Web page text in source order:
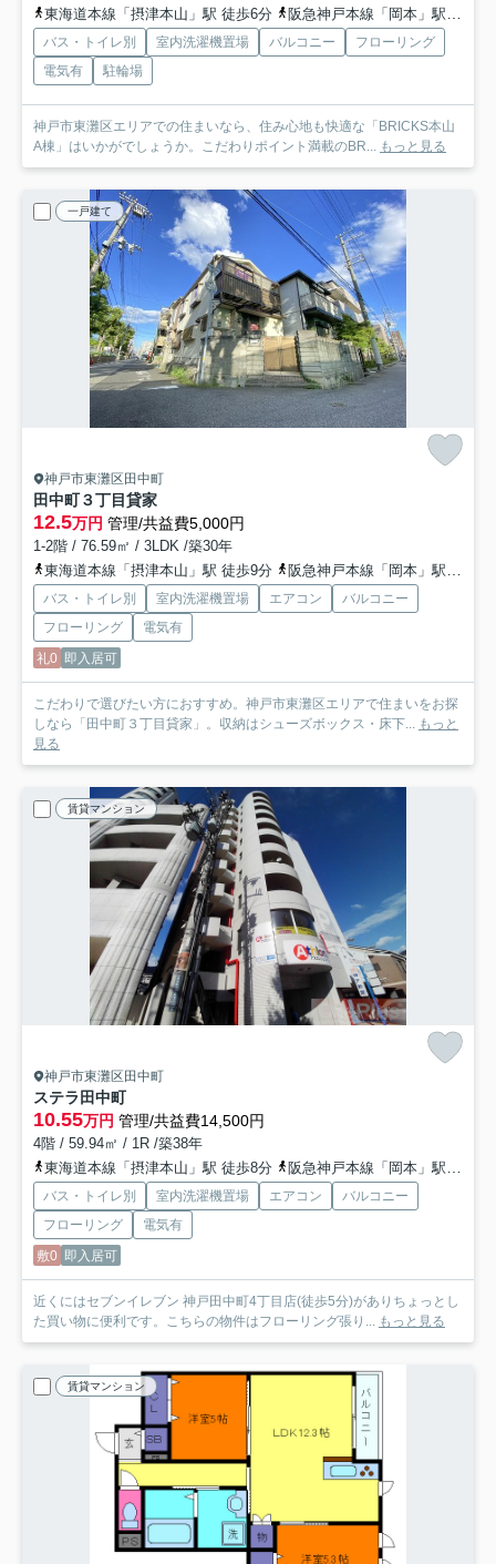
東海道本線「摂津本山」駅 徒歩6分
阪急神戸本線「岡本」駅 徒歩11分
バス・トイレ別 室内洗濯機置場 バルコニー
フローリング
電気有
駐輪場
神戸市東灘区エリアでの住まいなら、住み心地も快適な「BRICKS本山
A棟」はいかがでしょうか。こだわりポイント満載のBR... もっと見る
一戸建て
神戸市東灘区田中町
田中町３丁目貸家
12.5万円 管理/共益費5,000円
1-2階 / 76.59㎡ / 3LDK /築30年
東海道本線「摂津本山」駅 徒歩9分
阪急神戸本線「岡本」駅 徒歩14分
バス・トイレ別 室内洗濯機置場 エアコン
バルコニー
フローリング
電気有
礼0 即入居可
こだわりで選びたい方におすすめ。神戸市東灘区エリアで住まいをお探
しなら「田中町３丁目貸家」。収納はシューズボックス・床下... もっと
見る
賃貸マンション
神戸市東灘区田中町
ステラ田中町
10.55万円 管理/共益費14,500円
4階 / 59.94㎡ / 1R /築38年
東海道本線「摂津本山」駅 徒歩8分
阪急神戸本線「岡本」駅 徒歩13分
バス・トイレ別 室内洗濯機置場 エアコン
バルコニー
フローリング
電気有
敷0 即入居可
近くにはセブンイレブン 神戸田中町4丁目店(徒歩5分)がありちょっとし
た買い物に便利です。こちらの物件はフローリング張り... もっと見る
賃貸マンション